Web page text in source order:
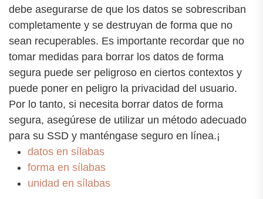
debe asegurarse de que los datos se sobrescriban
completamente y se destruyan de forma que no
sean recuperables. Es importante recordar que no
tomar medidas para borrar los datos de forma
segura puede ser peligroso en ciertos contextos y
puede poner en peligro la privacidad del usuario.
Por lo tanto, si necesita borrar datos de forma
segura, asegúrese de utilizar un método adecuado
para su SSD y manténgase seguro en línea.¡
datos en sílabas
forma en sílabas
unidad en sílabas